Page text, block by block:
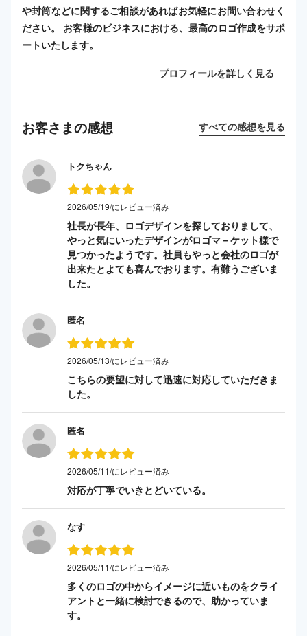
や封筒などに関するご相談があればお気軽にお問い合わせく
ださい。 お客様のビジネスにおける、最高のロゴ作成をサポ
ートいたします。
プロフィールを詳しく見る
お客さまの感想 すべての感想を見る
トクちゃん
2026/05/19/にレビュー済み
社長が長年、ロゴデザインを探しておりまして、
やっと気にいったデザインがロゴマ－ケット様で
見つかったようです。社員もやっと会社のロゴが
出来たとよても喜んでおります。有難うございま
した。
匿名
2026/05/13/にレビュー済み
こちらの要望に対して迅速に対応していただきま
した。
匿名
2026/05/11/にレビュー済み
対応が丁寧でいきとどいている。
なす
2026/05/11/にレビュー済み
多くのロゴの中からイメージに近いものをクライ
アントと一緒に検討できるので、助かっていま
す。